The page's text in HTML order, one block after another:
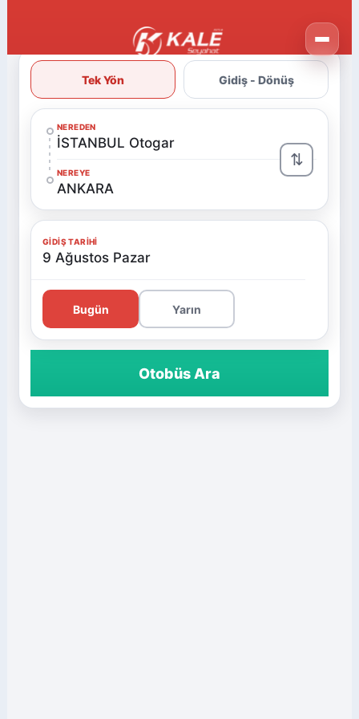
Tek Yön Gidiş - Dönüş
NEREDEN
İSTANBUL Otogar
NEREYE
ANKARA
⇅
GIDIŞ TARIHI
9 Ağustos Pazar
Bugün Yarın
Otobüs Ara